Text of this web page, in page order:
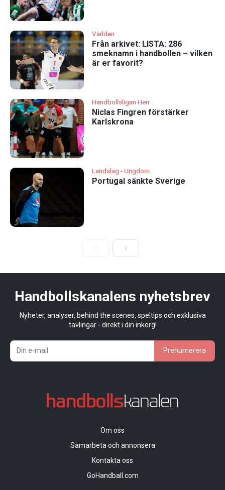
Världen
Från arkivet: LISTA: 286
smeknamn i handbollen – vilken
är er favorit?
Handbollsligan Herr
Niclas Fingren förstärker
Karlskrona
Landslag - Ungdom
Portugal sänkte Sverige
Handbollskanalens nyhetsbrev
Nyheter, analyser, behind the scenes, speltips och exklusiva
tävlingar - direkt i din inkorg!
Prenumerera
Om oss
Samarbeta och annonsera
Kontakta oss
GoHandball.com